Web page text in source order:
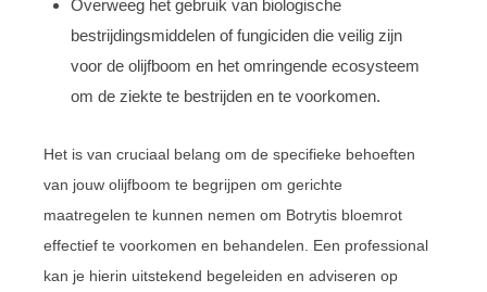
Overweeg het gebruik van biologische
bestrijdingsmiddelen of fungiciden die veilig zijn
voor de olijfboom en het omringende ecosysteem
om de ziekte te bestrijden en te voorkomen.
Het is van cruciaal belang om de specifieke behoeften
van jouw olijfboom te begrijpen om gerichte
maatregelen te kunnen nemen om Botrytis bloemrot
effectief te voorkomen en behandelen. Een professional
kan je hierin uitstekend begeleiden en adviseren op